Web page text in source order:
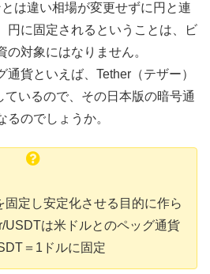
は違い相場が変更せずに円と連
円に固定されるということは、ビ
の対象にはなりません。
貨といえば、Tether（テザー）
いるので、その日本版の暗号通
のでしょうか。
定し安定化させる目的に作ら
USDTは米ドルとのペッグ通貨
＝1ドルに固定